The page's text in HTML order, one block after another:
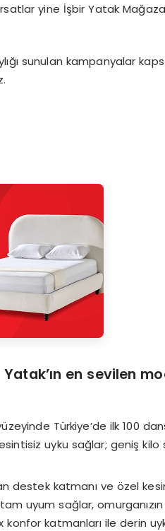
yine İşbir Yatak
sunulan kampanyalar
Yatak’ın en sevilen
Türkiye’de ilk 100
uyku sağlar; geniş kilo
destek katmanı ve özel
uyum sağlar,
konfor katmanları ile derin